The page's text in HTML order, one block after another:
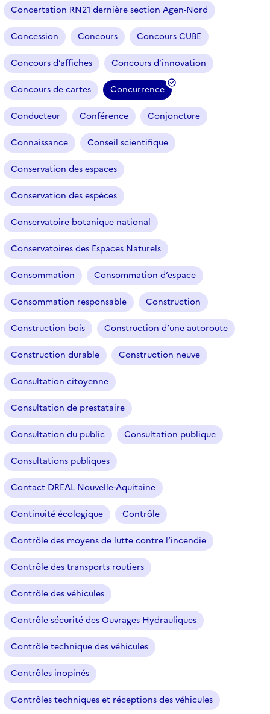
Concertation RN21 dernière section Agen-Nord
Concession Concours Concours CUBE
Concours d’affiches Concours d’innovation
Concours de cartes Concurrence
(
l
t
é
l
e
c
t
i
o
n
n
é
)
Conducteur Conférence Conjoncture
Connaissance Conseil scientifique
Conservation des espaces
Conservation des espèces
Conservatoire botanique national
Conservatoires des Espaces Naturels
Consommation Consommation d’espace
Consommation responsable Construction
Construction bois Construction d’une autoroute
Construction durable Construction neuve
Consultation citoyenne
Consultation de prestataire
Consultation du public Consultation publique
Consultations publiques
Contact DREAL Nouvelle-Aquitaine
Continuité écologique Contrôle
Contrôle des moyens de lutte contre l’incendie
Contrôle des transports routiers
Contrôle des véhicules
Contrôle sécurité des Ouvrages Hydrauliques
Contrôle technique des véhicules
Contrôles inopinés
Contrôles techniques et réceptions des véhicules